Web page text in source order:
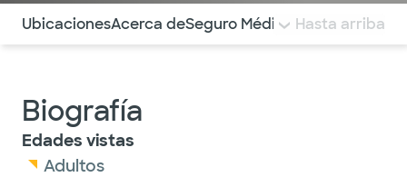
Utilice esta navegación para saltar rápidamente a
UbicacionesAcerca deSeguro Médico COMENTARIOS
Hasta arriba
Biografía
Edades vistas
Adultos